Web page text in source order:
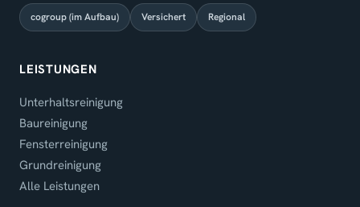
cogroup (im Aufbau) Versichert Regional
LEISTUNGEN
Unterhaltsreinigung
Baureinigung
Fensterreinigung
Grundreinigung
Alle Leistungen